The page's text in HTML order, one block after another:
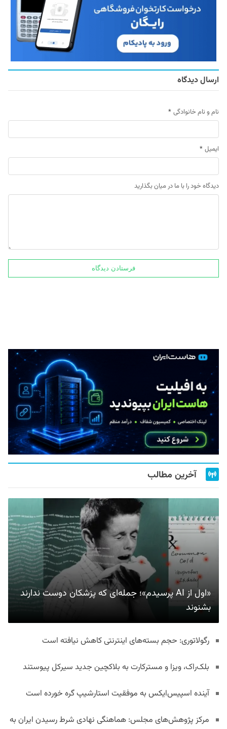
ارسال دیدگاه
نام و نام خانوادگی *
ایمیل *
دیدگاه خود را با ما در میان بگذارید
آخرین مطالب
«اول از AI پرسیدم»؛ جمله‌ای که پزشکان دوست ندارند
بشنوند
رگولاتوری: حجم بسته‌های اینترنتی کاهش نیافته است
بلک‌راک، ویزا و مسترکارت به بلاکچین جدید سیرکل پیوستند
آینده اسپیس‌ایکس به موفقیت استارشیپ گره خورده است
مرکز پژوهش‌های مجلس: هماهنگی نهادی شرط رسیدن ایران به